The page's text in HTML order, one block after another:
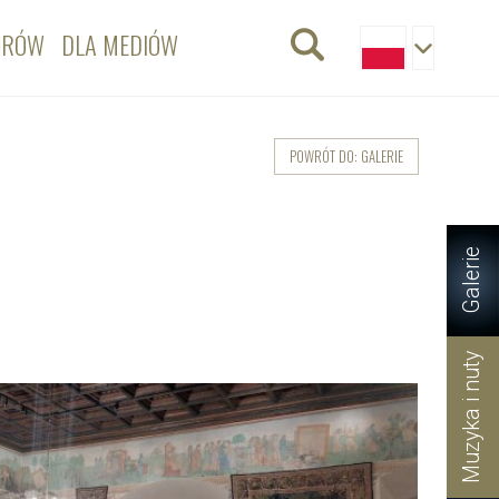
Galerie
Muzyka i nuty
DLA MEDIÓW
POWRÓT DO: GALERIE